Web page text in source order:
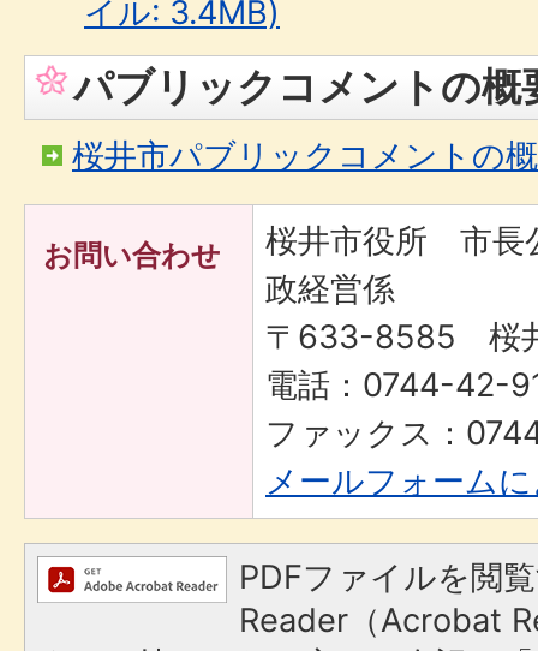
イル: 3.4MB)
パブリックコメントの概
桜井市パブリックコメントの
お問い合わせ
桜井市役所 市
政経営係
〒633-8585 桜
電話：0744-42-
ファックス：
メールフォーム
PDFファイルを閲
Reader（Acrobat